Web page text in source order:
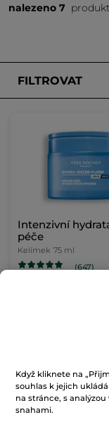
nalezeno 7
FILTROVAT
Intenzivní
péče
Kelímek 75 ml
(647)
Když kliknete na
souhlas k jejich
na stránce, s
snahami.